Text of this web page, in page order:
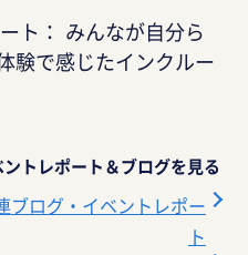
ト： みんなが自分ら
験で感じたインクルー
トレポート＆ブログを見る
ブログ・イベントレポー
ト